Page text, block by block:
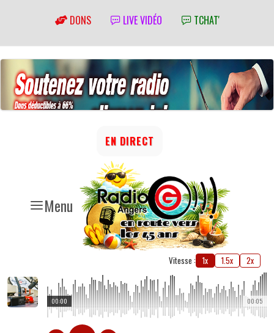
DONS LIVE VIDÉO TCHAT'
Menu
EN DIRECT
Vitesse : 1x 1.5x 2x
00:05
00:00